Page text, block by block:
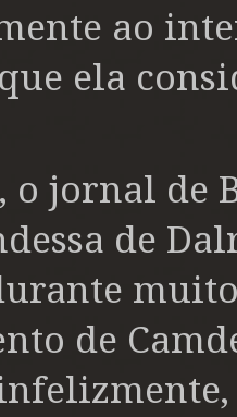
ao
ela
o jornal de
de
de